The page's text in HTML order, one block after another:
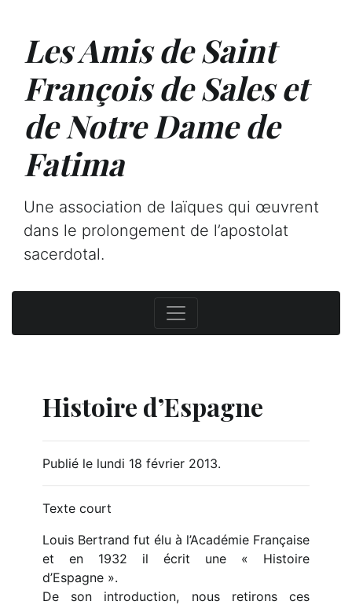
Les Amis de Saint
François de Sales et
de Notre Dame de
Fatima
Une association de laïques qui œuvrent
dans le prolongement de l’apostolat
sacerdotal.
Histoire d’Espagne
Publié le lundi 18 février 2013.
Texte court
Louis Bertrand fut élu à l’Académie Française
et en 1932 il écrit une « Histoire
d’Espagne ».
De son introduction, nous retirons ces